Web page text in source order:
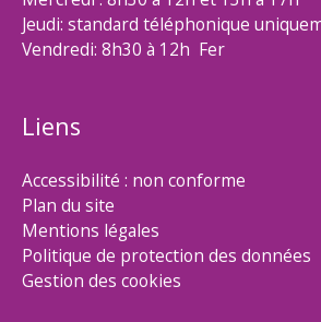
Jeudi: standard téléphonique
Vendredi: 8h30 à 12h Fer
Liens
Accessibilité : non conforme
Plan du site
Mentions légales
Politique de protection des données
Gestion des cookies